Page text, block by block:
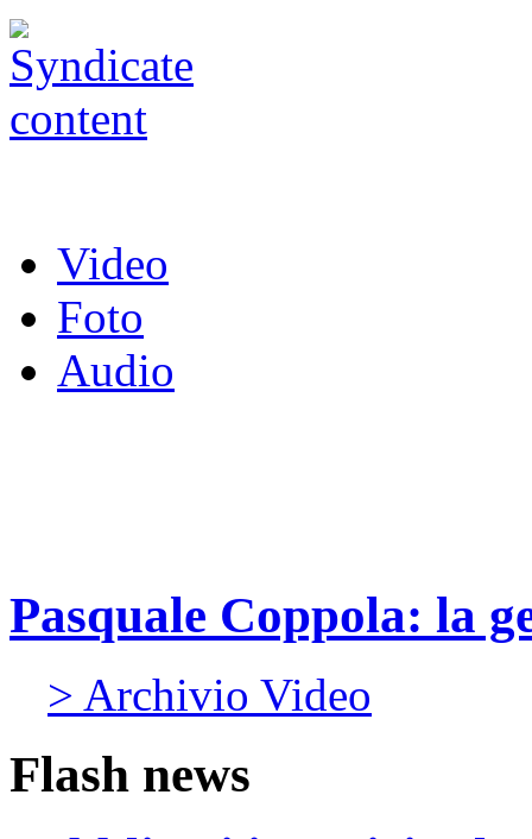
Video
Foto
Audio
Pasquale Coppola: la
> Archivio Video
Flash news